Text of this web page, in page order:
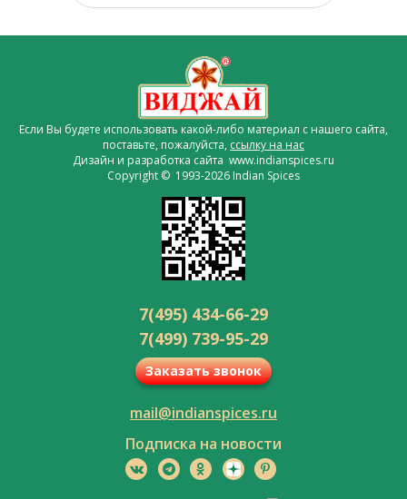
Если Вы будете использовать какой-либо материал с нашего сайта,
поставьте, пожалуйста, ссылку на нас
Дизайн и разработка сайта www.indianspices.ru
Copyright © 1993-2026 Indian Spices
7(495) 434-66-29
7(499) 739-95-29
Заказать звонок
mail@indianspices.ru
Подписка на новости